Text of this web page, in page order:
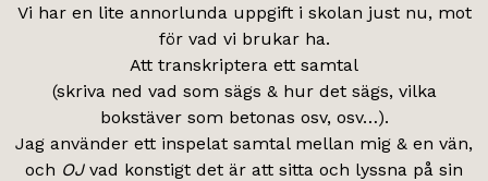
Vi har en lite annorlunda uppgift i skolan just nu, mot
för vad vi brukar ha.
Att transkriptera ett samtal
(skriva ned vad som sägs & hur det sägs, vilka
bokstäver som betonas osv, osv…).
Jag använder ett inspelat samtal mellan mig & en vän,
och OJvad konstigt det är att sitta och lyssna på sin